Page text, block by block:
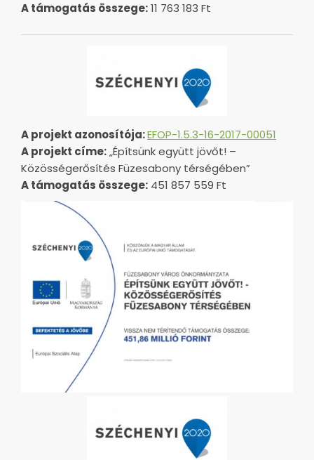
A támogatás összege:11 763 183 Ft
A projekt azonosítója:EFOP-1.5.3-16-2017-00051
A projekt címe:„Építsünk együtt jövőt! –
Közösségerősítés Füzesabony térségében”
A támogatás összege: 451 857 559 Ft